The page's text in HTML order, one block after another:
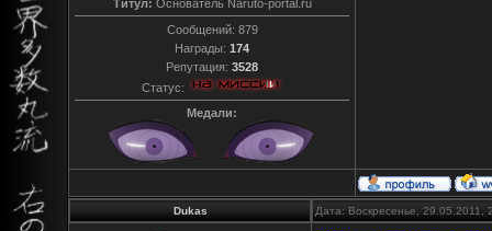
Титул: Основатель Naruto-portal.ru
Сообщений: 879
Награды: 174
Репутация: 3528
Статус:
Медали:
Dukas Дата: Воскресенье,